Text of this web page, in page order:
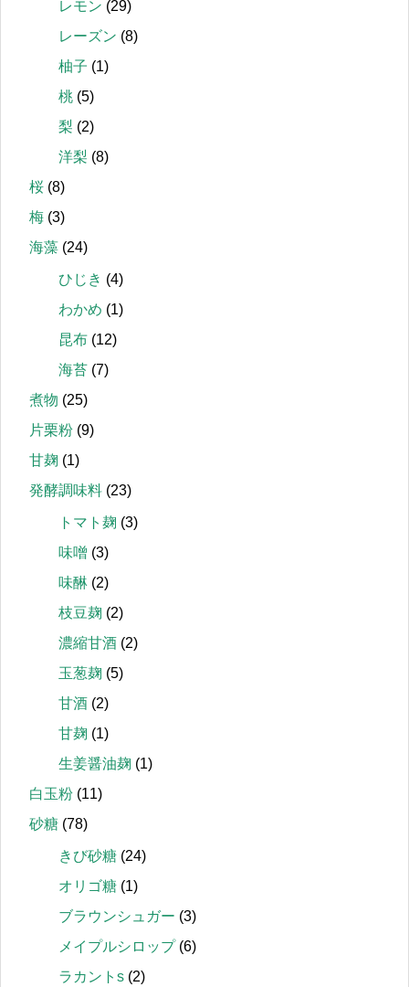
レモン (29)
レーズン (8)
柚子 (1)
桃 (5)
梨 (2)
洋梨 (8)
桜 (8)
梅 (3)
海藻 (24)
ひじき (4)
わかめ (1)
昆布 (12)
海苔 (7)
煮物 (25)
片栗粉 (9)
甘麹 (1)
発酵調味料 (23)
トマト麹 (3)
味噌 (3)
味醂 (2)
枝豆麹 (2)
濃縮甘酒 (2)
玉葱麹 (5)
甘酒 (2)
甘麹 (1)
生姜醤油麹 (1)
白玉粉 (11)
砂糖 (78)
きび砂糖 (24)
オリゴ糖 (1)
ブラウンシュガー (3)
メイプルシロップ(6)
ラカントs (2)